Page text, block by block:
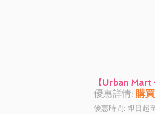
【Urban Mart
優惠詳情: 購
優惠時間: 即日起